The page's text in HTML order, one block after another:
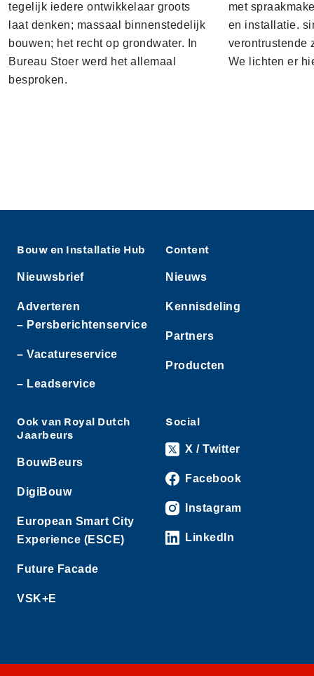
tegelijk iedere ontwikkelaar groots
laat denken; massaal binnenstedelijk
bouwen; het recht op grondwater. In
Bureau Stoer werd het allemaal
besproken.
met
en installatie.
verontrustende
We lichten er
Bouw en Installatie Hub
Nieuwsbrief
Adverteren
– Persberichtenservice
– Vacatureservice
– Leadservice
Content
Nieuws
Kennisdeling
Partners
Producten
Ook van Royal Dutch
Jaarbeurs
BouwBeurs
DigiBouw
European Smart City
Experience (ESCE)
Future Facade
VSK+E
Social
X / Twitter
Facebook
Instagram
LinkedIn